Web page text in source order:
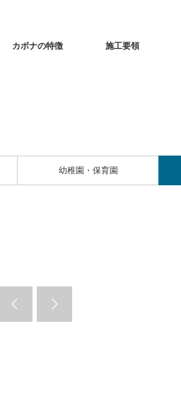
カボナの特徴 施工要領
幼稚園・保育園